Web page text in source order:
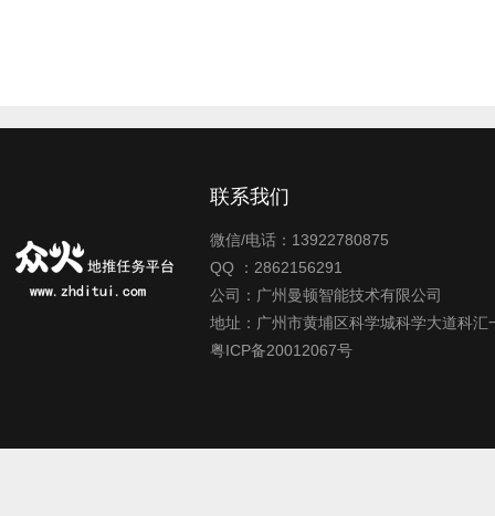
联系我们
微信/电话：13922780875
QQ ：2862156291
公司：广州曼顿智能技术有限公司
地址：广州市黄埔区科学城科学大道科汇
粤ICP备20012067号